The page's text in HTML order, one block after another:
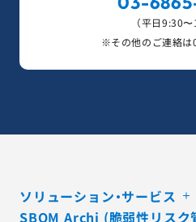
（平日9:30〜
※その他のご連絡は
ソリューション・サービス
SBOM Archi (脆弱性リスク